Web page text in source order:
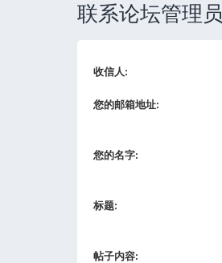
联系论坛管理员
收信人:
您的邮箱地址:
您的名字:
标题:
帖子内容: